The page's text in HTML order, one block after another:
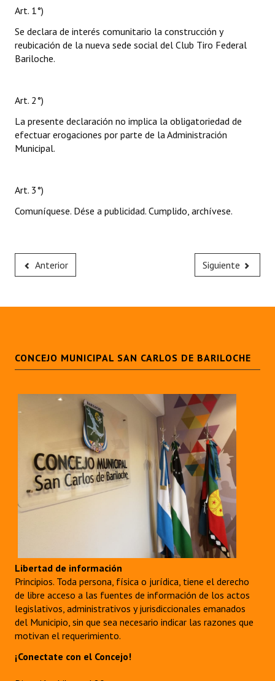
Art. 1°)
Se declara de interés comunitario la construcción y
reubicación de la nueva sede social del Club Tiro Federal
Bariloche.
Art. 2°)
La presente declaración no implica la obligatoriedad de
efectuar erogaciones por parte de la Administración
Municipal.
Art. 3°)
Comuníquese. Dése a publicidad. Cumplido, archívese.
Anterior Siguiente
CONCEJO MUNICIPAL SAN CARLOS DE BARILOCHE
Libertad de información
Principios. Toda persona, física o jurídica, tiene el derecho
de libre acceso a las fuentes de información de los actos
legislativos, administrativos y jurisdiccionales emanados
del Municipio, sin que sea necesario indicar las razones que
motivan el requerimiento.
¡Conectate con el Concejo!